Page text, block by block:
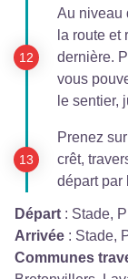
Au niveau
la route et
dernière.
vous
le sentier,
Prenez
crêt,
départ par
Départ : Stade,
Arrivée : Stade,
Communes